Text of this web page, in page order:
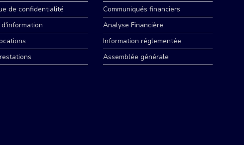
de confidentialité
Communiqués financiers
Analyse Financière
Information réglementée
Assemblée générale